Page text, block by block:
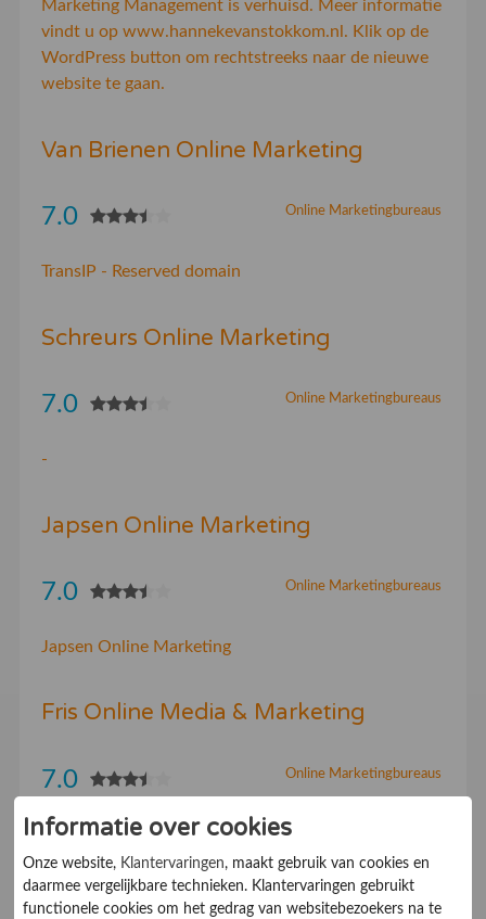
Marketing Management is verhuisd. Meer informatie
vindt u op www.hannekevanstokkom.nl. Klik op de
WordPress button om rechtstreeks naar de nieuwe
website te gaan.
Van Brienen Online Marketing
Online Marketingbureaus
7.0
TransIP - Reserved domain
Schreurs Online Marketing
Online Marketingbureaus
7.0
-
Japsen Online Marketing
Online Marketingbureaus
7.0
Japsen Online Marketing
Fris Online Media & Marketing
Online Marketingbureaus
7.0
Online Media Services | Internetmarketing voor het
MKB
Informatie over cookies
Onze website, Klantervaringen, maakt gebruik van cookies en
daarmee vergelijkbare technieken. Klantervaringen gebruikt
functionele cookies om het gedrag van websitebezoekers na te